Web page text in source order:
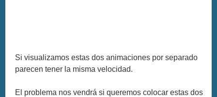
Si visualizamos estas dos animaciones por separado
parecen tener la misma velocidad.
El problema nos vendrá si queremos colocar estas dos